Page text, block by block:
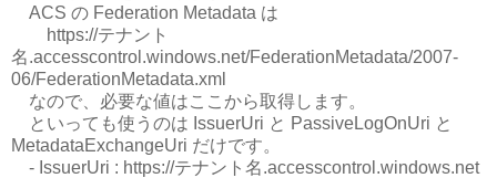
ACS の Federation Metadata は
https://テナント
名.accesscontrol.windows.net/FederationMetadata/2007-
06/FederationMetadata.xml
なので、必要な値はここから取得します。
といっても使うのは IssuerUri と PassiveLogOnUri と
MetadataExchangeUri だけです。
- IssuerUri : https://テナント名.accesscontrol.windows.net